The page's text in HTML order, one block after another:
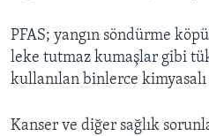
PFAS; yangın söndürme
leke tutmaz kumaşlar gibi
kullanılan binlerce
Kanser ve diğer sağlık